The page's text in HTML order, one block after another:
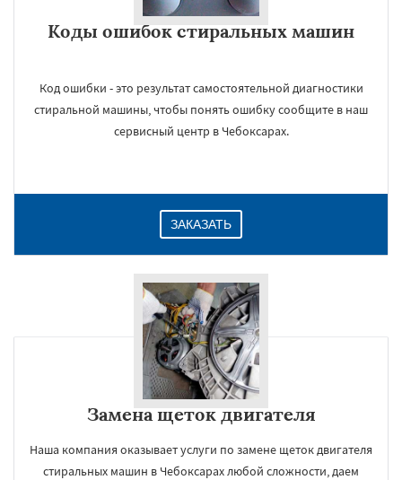
Коды ошибок стиральных машин
Код ошибки - это результат самостоятельной диагностики
стиральной машины, чтобы понять ошибку сообщите в наш
сервисный центр в Чебоксарах.
ЗАКАЗАТЬ
Замена щеток двигателя
Наша компания оказывает услуги по замене щеток двигателя
стиральных машин в Чебоксарах любой сложности, даем